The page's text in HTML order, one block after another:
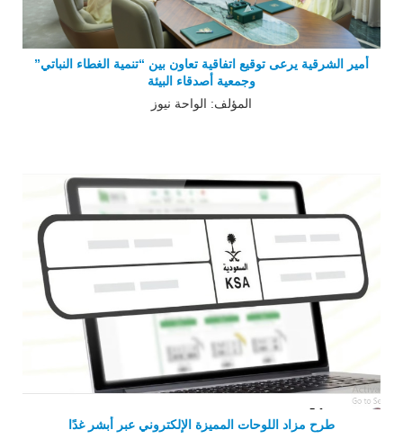
أمير الشرقية يرعى توقيع اتفاقية تعاون بين “تنمية الغطاء النباتي”
وجمعية أصدقاء البيئة
المؤلف: الواحة نيوز
طرح مزاد اللوحات المميزة الإلكتروني عبر أبشر غدًا